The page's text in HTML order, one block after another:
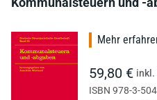
Mehr
59,80 € inkl.
ISBN 978-3-